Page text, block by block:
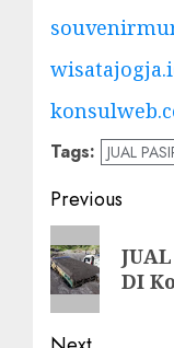
Tags: JUAL
Post
Previous
Previous
post:
DI